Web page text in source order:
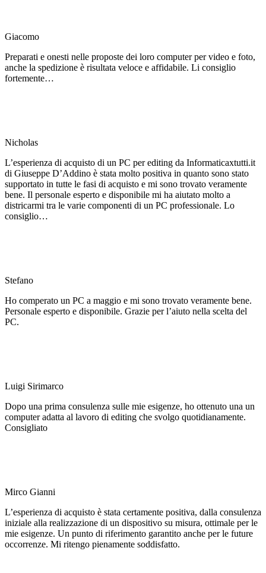
Giacomo
Preparati e onesti nelle proposte dei loro computer per video e foto,
anche la spedizione è risultata veloce e affidabile. Li consiglio
fortemente…
Nicholas
L’esperienza di acquisto di un PC per editing da Informaticaxtutti.it
di Giuseppe D’Addino è stata molto positiva in quanto sono stato
supportato in tutte le fasi di acquisto e mi sono trovato veramente
bene. Il personale esperto e disponibile mi ha aiutato molto a
districarmi tra le varie componenti di un PC professionale. Lo
consiglio…
Stefano
Ho comperato un PC a maggio e mi sono trovato veramente bene.
Personale esperto e disponibile. Grazie per l’aiuto nella scelta del
PC.
Luigi Sirimarco
Dopo una prima consulenza sulle mie esigenze, ho ottenuto una un
computer adatta al lavoro di editing che svolgo quotidianamente.
Consigliato
Mirco Gianni
L’esperienza di acquisto è stata certamente positiva, dalla consulenza
iniziale alla realizzazione di un dispositivo su misura, ottimale per le
mie esigenze. Un punto di riferimento garantito anche per le future
occorrenze. Mi ritengo pienamente soddisfatto.